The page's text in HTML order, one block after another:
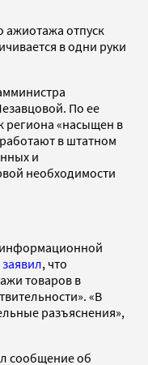
ажиотажа отпуск
в одни руки
По ее
региона «насыщен в
в штатном
и
необходимости
заявил, что
товаров в
«В
разъяснения»,
сообщение об